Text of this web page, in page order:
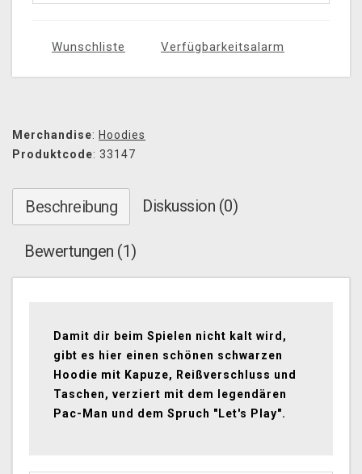
Wunschliste Verfügbarkeitsalarm
Merchandise: Hoodies
Produktcode: 33147
Beschreibung Diskussion (0)
Bewertungen (1)
Damit dir beim Spielen nicht kalt wird,
gibt es hier einen schönen schwarzen
Hoodie mit Kapuze, Reißverschluss und
Taschen, verziert mit dem legendären
Pac-Man und dem Spruch "Let's Play".